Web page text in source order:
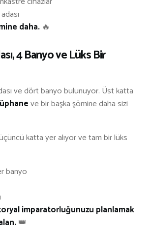
daha. 🔥
4 Banyo ve Lüks Bir
ve dört banyo bulunuyor. Üst katta
ve bir başka şömine daha sizi
katta yer alıyor ve tam bir lüks
banyo
imparatorluğunuzu planlamak
👑